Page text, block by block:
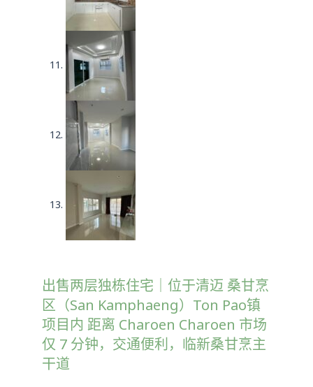
出售两层独栋住宅｜位于清迈 桑甘烹
区（San Kamphaeng）Ton Pao镇
项目内 距离 Charoen Charoen 市场
仅 7 分钟，交通便利，临新桑甘烹主
干道